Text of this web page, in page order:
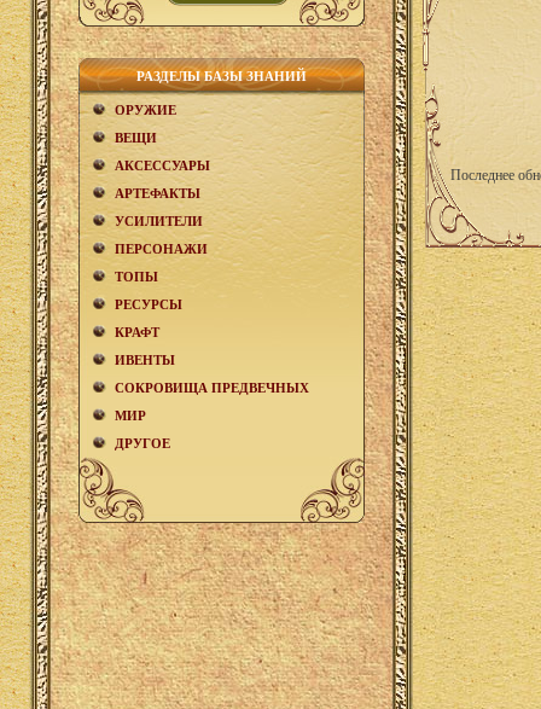
РАЗДЕЛЫ БАЗЫ ЗНАНИЙ
ОРУЖИЕ
ВЕЩИ
АКCЕСCУАРЫ
АРТЕФАКТЫ
УСИЛИТЕЛИ
ПЕРСОНАЖИ
ТОПЫ
РЕСУРСЫ
КРАФТ
ИВЕНТЫ
СОКРОВИЩА ПРЕДВЕЧНЫХ
МИР
ДРУГОЕ
Последнее